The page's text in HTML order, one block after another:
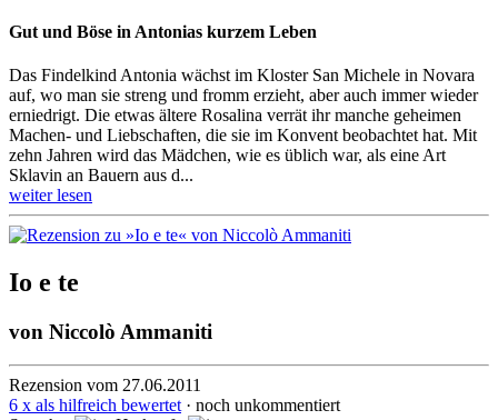
Gut und Böse in Antonias kurzem Leben
Das Findelkind Antonia wächst im Kloster San Michele in Novara
auf, wo man sie streng und fromm er­zieht, aber auch immer wieder
erniedrigt. Die etwas ältere Rosalina verrät ihr manche geheimen
Machen- und Liebschaften, die sie im Konvent beobachtet hat. Mit
zehn Jahren wird das Mädchen, wie es üblich war, als eine Art
Sklavin an Bauern aus d...
weiter lesen
Io e te
von Niccolò Ammaniti
Rezension vom 27.06.2011
6 x als hilfreich bewertet · noch unkommentiert